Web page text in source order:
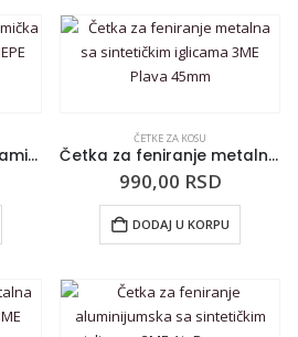
Četka za feniranje keramička sa sintetičkim iglicama KIEPE Pure White 20mm
ČETKE ZA KOSU
Četka za feniranje metalna sa sintetičkim iglicama 3ME Plava 45mm
990,00 RSD
DODAJ U KORPU